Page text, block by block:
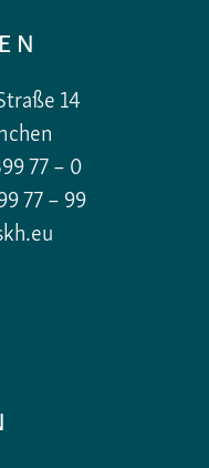
14
77 – 0
77 – 99